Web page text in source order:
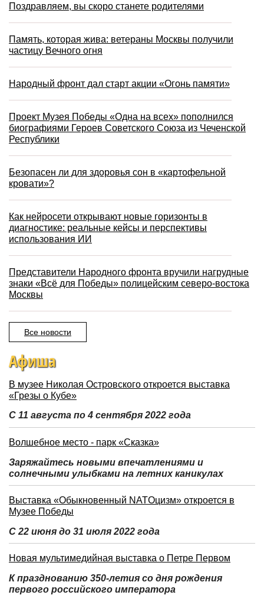
Поздравляем, вы скоро станете родителями
Память, которая жива: ветераны Москвы получили
частицу Вечного огня
Народный фронт дал старт акции «Огонь памяти»
Проект Музея Победы «Одна на всех» пополнился
биографиями Героев Советского Союза из Чеченской
Республики
Безопасен ли для здоровья сон в «картофельной
кровати»?
Как нейросети открывают новые горизонты в
диагностике: реальные кейсы и перспективы
использования ИИ
Представители Народного фронта вручили нагрудные
знаки «Всё для Победы» полицейским северо-востока
Москвы
Все новости
Афиша
В музее Николая Островского откроется выставка
«Грезы о Кубе»
С 11 августа по 4 сентября 2022 года
Волшебное место - парк «Сказка»
Заряжайтесь новыми впечатлениями и
солнечными улыбками на летних каникулах
Выставка «Обыкновенный NATOцизм» откроется в
Музее Победы
С 22 июня до 31 июля 2022 года
Новая мультимедийная выставка о Петре Первом
К празднованию 350-летия со дня рождения
первого российского императора